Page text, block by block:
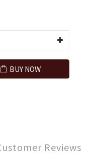
BUY NOW
Reviews